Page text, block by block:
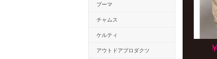
プーマ
チャムス
ケルティ
アウトドアプロダクツ